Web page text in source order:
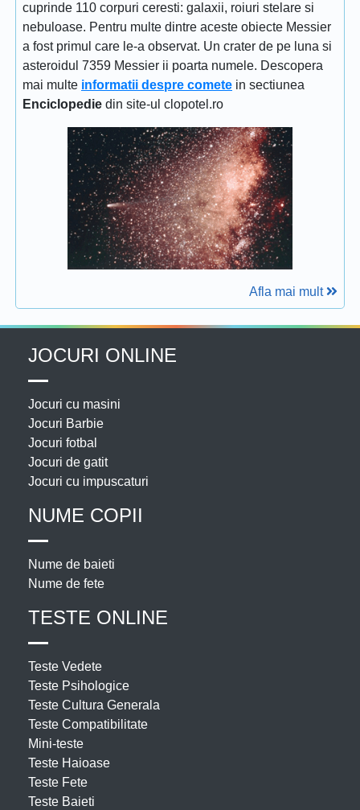
cuprinde 110 corpuri ceresti: galaxii, roiuri stelare si
nebuloase. Pentru multe dintre aceste obiecte Messier
a fost primul care le-a observat. Un crater de pe luna si
asteroidul 7359 Messier ii poarta numele. Descopera
mai multe informatii despre comete in sectiunea
Enciclopedie din site-ul clopotel.ro
Afla mai mult
JOCURI ONLINE
Jocuri cu masini
Jocuri Barbie
Jocuri fotbal
Jocuri de gatit
Jocuri cu impuscaturi
NUME COPII
Nume de baieti
Nume de fete
TESTE ONLINE
Teste Vedete
Teste Psihologice
Teste Cultura Generala
Teste Compatibilitate
Mini-teste
Teste Haioase
Teste Fete
Teste Baieti